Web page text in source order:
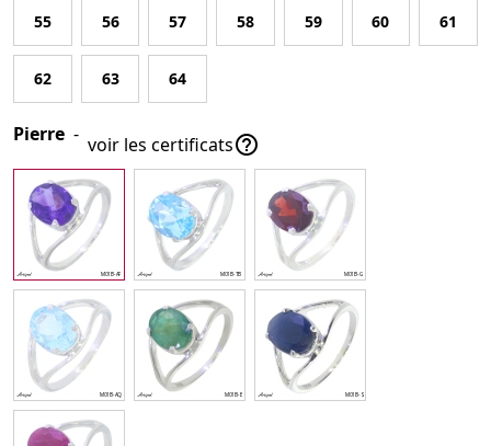
55 56 57 58 59 60 61
62 63 64
Pierre - voir les certificats